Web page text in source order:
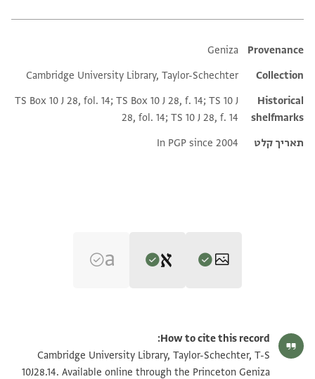
Additional metadata
Provenance
Geniza
Collection
Cambridge University Library, Taylor-Schechter
Historical
shelfmarks
TS Box 10 J 28, fol. 14; TS Box 10 J 28, f. 14; TS 10 J
28, fol. 14; TS 10 J 28, f. 14
תאריך קלט
In PGP since 2004
S. D. Goitein's unpublished edition (1950–85), with minor
emendations by Alan Elbaum, 2021.
. . . . . . . . . . . . . . . . . . . . . . ] . . . . . . . . . . . . . . . . . . .
T-S 10J28.14 1v הגדל וסובב
How to cite this record:
Cambridge University Library, Taylor-Schechter, T-S
10J28.14. Available online through the Princeton Geniza